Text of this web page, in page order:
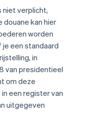
niet verplicht,
douane kan hier
worden
een standaard
in
van presidentieel
om deze
een register van
uitgegeven